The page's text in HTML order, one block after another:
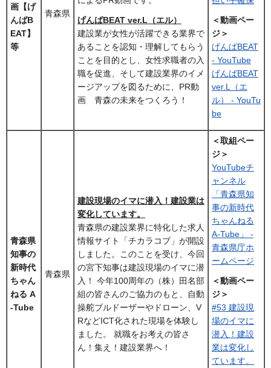
画【げ
んばB
EAT】
等
青森県
げんばBEAT ver.L（エル）
建設業が女性が活躍できる業界で
あることを認知・理解してもらう
ことを目的とし、女性求職者の入
職を促進、そして建設業界のイメ
ージアップを図るために、PR動
画 青森の未来をつくろう！
＜動画ペー
ジ＞
げんばBEAT
- YouTube
げんばBEAT
ver.L（エ
ル） - YouTu
be
青森県
知事の
新時代
ちゃん
ねる A
-Tube
青森県
建設現場のイマに潜入！建設業は
変化しています。
青森県の建設業界に特化した求人
情報サイト「チカラコブ」が開設
しました。このことを受け、今回
の宮下知事は建設現場のイマに潜
入！ 今年100周年の（株）田名部
組の皆さんのご協力のもと、自動
操舵ブルドーザーやドローン、V
RなどICT化された現場を体験し
ました。 就職をお考えの皆さ
ん！集え！建設業界へ！
＜取組ペー
ジ＞
YouTubeチ
ャンネル
「青森県知
事の新時代
ちゃんねる
A-Tube」 -
青森県庁ホ
ームページ
＜動画ペー
ジ＞
#53 建設現
場のイマに
潜入！建設
業は変化し
ています。